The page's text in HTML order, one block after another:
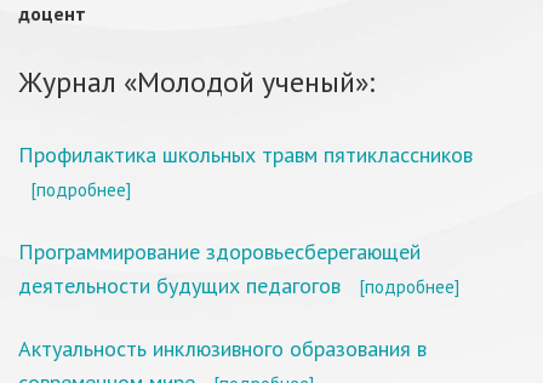
доцент
Журнал «Молодой ученый»:
Профилактика школьных травм пятиклассников
[подробнее]
Программирование здоровьесберегающей
деятельности будущих педагогов
[подробнее]
Актуальность инклюзивного образования в